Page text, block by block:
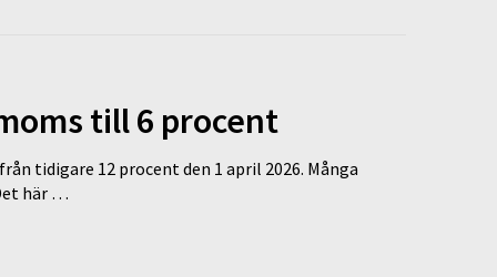
till 6 procent
tidigare 12 procent den 1 april 2026. Många
här …